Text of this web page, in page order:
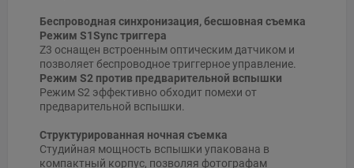
Беспроводная синхронизация, бесшовная съемка
Режим S1Sync триггера
Z3 оснащен встроенным оптическим датчиком и
позволяет беспроводное триггерное управление.
Режим S2 против предварительной вспышки
Режим S2 эффективно обходит помехи от
предварительной вспышки.
Структурированная ночная съемка
Студийная мощность вспышки упакована в
компактный корпус, позволяя фотографам